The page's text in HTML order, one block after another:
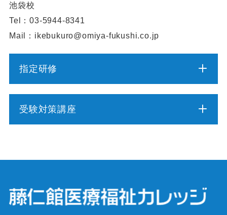
池袋校
Tel：03-5944-8341
Mail：ikebukuro@omiya-fukushi.co.jp
指定研修
介護予防運動指導員養成講座
行動援護従業者養成研修
受験対策講座
社会福祉士受験対策講座（通学コース）